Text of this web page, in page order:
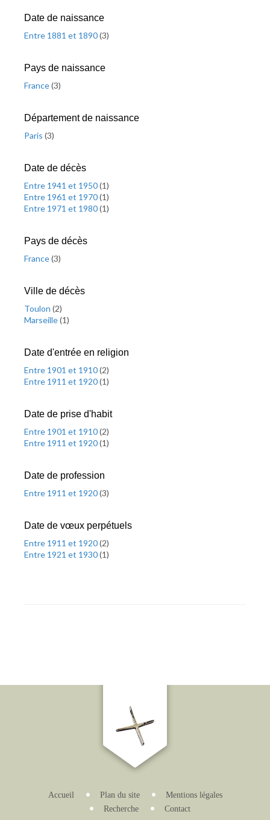
Date de naissance
Entre 1881 et 1890(3)
Pays de naissance
France(3)
Département de naissance
Paris (3)
Date de décès
Entre 1941 et 1950(1)
Entre 1961 et 1970(1)
Entre 1971 et 1980(1)
Pays de décès
France(3)
Ville de décès
Toulon (2)
Marseille(1)
Date d'entrée en religion
Entre 1901 et 1910(2)
Entre 1911 et 1920(1)
Date de prise d'habit
Entre 1901 et 1910(2)
Entre 1911 et 1920(1)
Date de profession
Entre 1911 et 1920(3)
Date de vœux perpétuels
Entre 1911 et 1920(2)
Entre 1921 et 1930(1)
Accueil Plan du site
Mentions légales
Recherche
Contact